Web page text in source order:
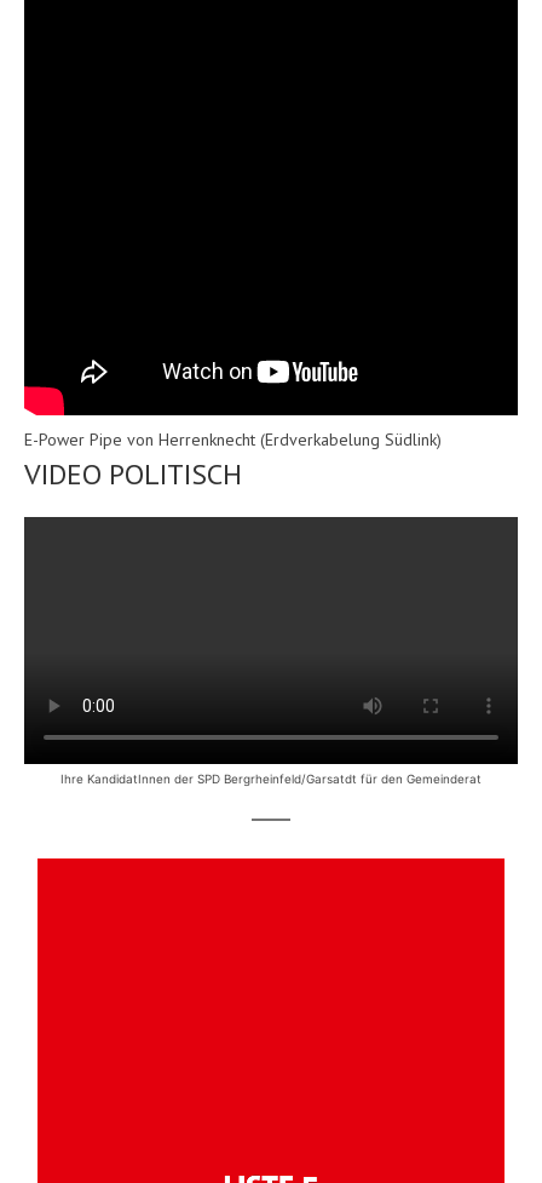
E-Power Pipe von Herrenknecht (Erdverkabelung Südlink)
VIDEO POLITISCH
Ihre KandidatInnen der SPD Bergrheinfeld/Garsatdt für den Gemeinderat